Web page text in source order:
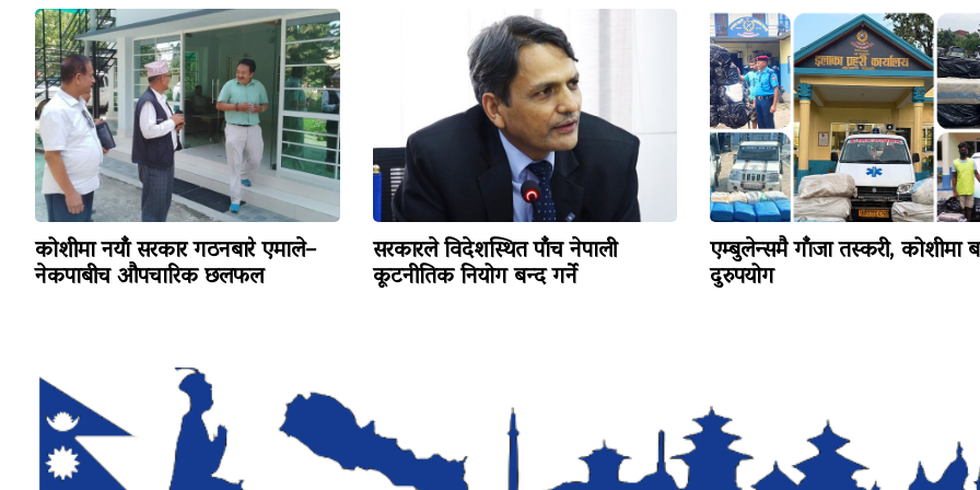
कोशीमा नयाँ सरकार गठनबारे एमाले–
नेकपाबीच औपचारिक छलफल
सरकारले विदेशस्थित पाँच नेपाली
कूटनीतिक नियोग बन्द गर्ने
एम्बुलेन्समै गाँजा तस्करी, कोशीमा
दुरुपयोग